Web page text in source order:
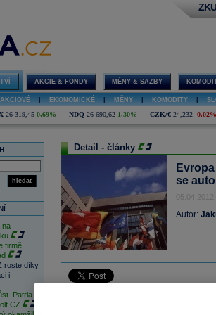
AKCIE & FONDY MĚNY & SAZBY
AKCIOVÉ EKONOMICKÉ MĚNY KOMODITY
26 319,45 0,69% NDQ 26 690,62 1,30% CZK/€ 24,232 -0,02%
hledat
na
firmě
roste díky
i
Patria
CZ
Detail - články
se
05.04.2012
Autor: